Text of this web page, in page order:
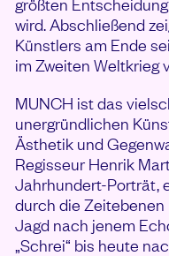
wird. Abschließend
Künstlers am Ende
im Zweiten Weltkrieg
MUNCH ist das
unergründlichen
Ästhetik und
Regisseur Henrik
Jahrhundert-Porträt,
durch die
Jagd nach jenem
„Schrei“ bis heute